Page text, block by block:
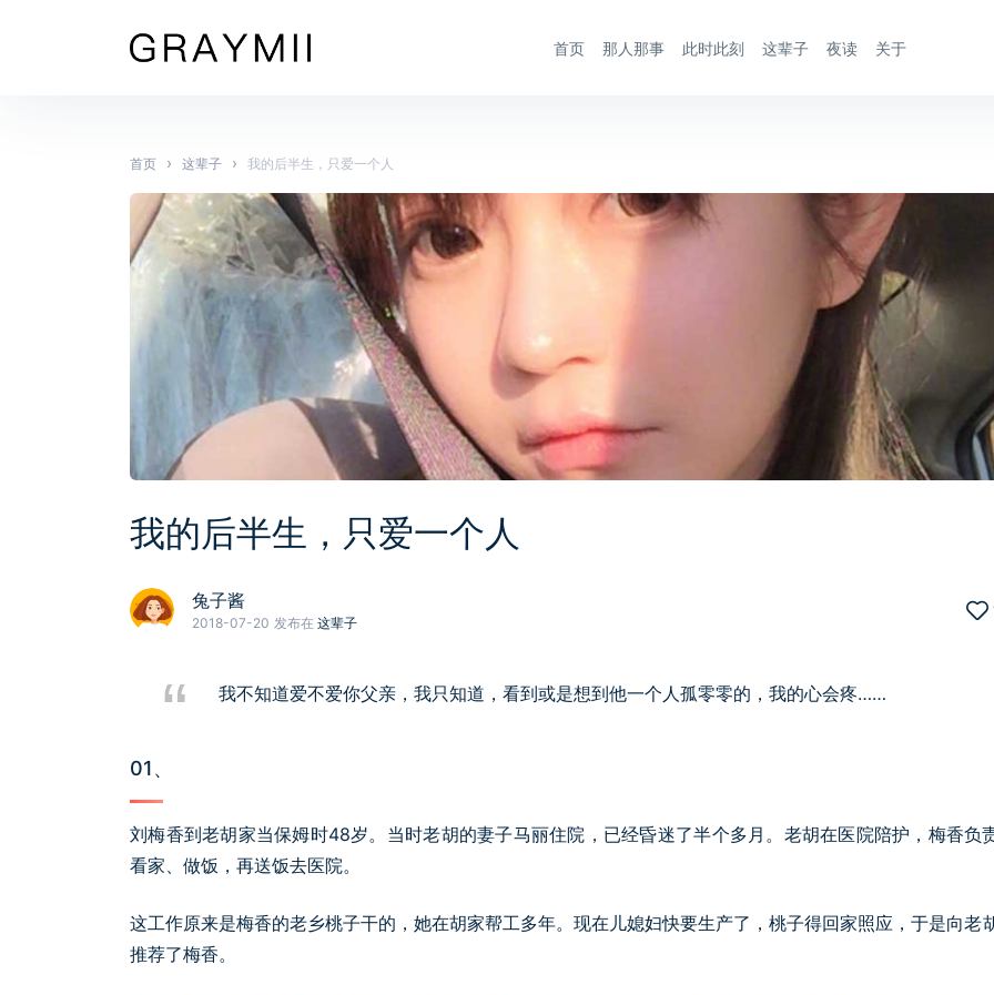
首页 那人那事 此时此刻 这辈子 夜读 关于
首页 › 这辈子 › 我的后半生，只爱一个人
我的后半生，只爱一个人
兔子酱
2018-07-20 发布在 这辈子
我不知道爱不爱你父亲，我只知道，看到或是想到他一个人孤零零的，我的心会疼……
01、
刘梅香到老胡家当保姆时48岁。当时老胡的妻子马丽住院，已经昏迷了半个多月。老胡在医院陪护，梅香负
看家、做饭，再送饭去医院。
这工作原来是梅香的老乡桃子干的，她在胡家帮工多年。现在儿媳妇快要生产了，桃子得回家照应，于是向老
推荐了梅香。